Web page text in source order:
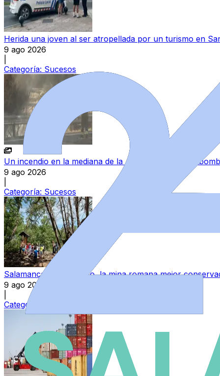
Herida una joven al ser atropellada por un turismo en
9 ago 2026
Categoría: Sucesos
Un incendio en la mediana de la A-66 moviliza a los
9 ago 2026
Categoría: Sucesos
Salamanca esconde oro, la mina romana mejor
9 ago 2026
Categoría: